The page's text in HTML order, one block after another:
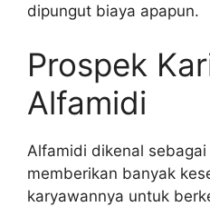
dipungut biaya apapun.
Prospek
Alfamidi
Alfamidi dikenal
memberikan banyak
karyawannya untuk